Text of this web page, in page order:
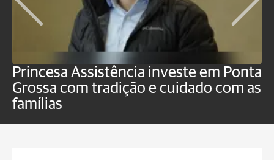
Princesa Assistência investe em Ponta
Grossa com tradição e cuidado com as
famílias